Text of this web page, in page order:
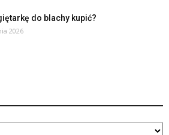
do blachy kupić?
2026